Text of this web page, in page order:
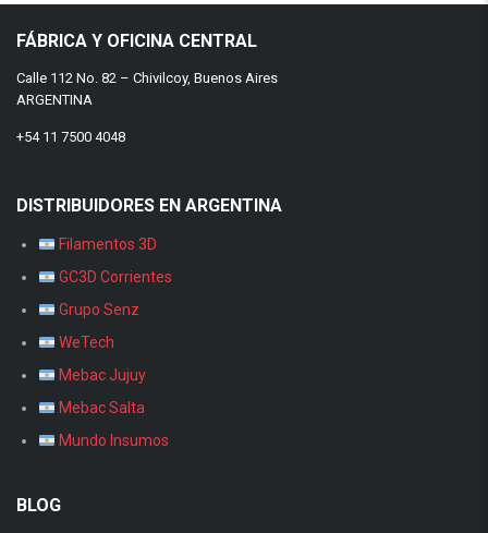
FÁBRICA Y OFICINA CENTRAL
Calle 112 No. 82 – Chivilcoy, Buenos Aires
ARGENTINA
+54 11 7500 4048
DISTRIBUIDORES EN ARGENTINA
Filamentos 3D
GC3D Corrientes
Grupo Senz
WeTech
Mebac Jujuy
Mebac Salta
Mundo Insumos
BLOG